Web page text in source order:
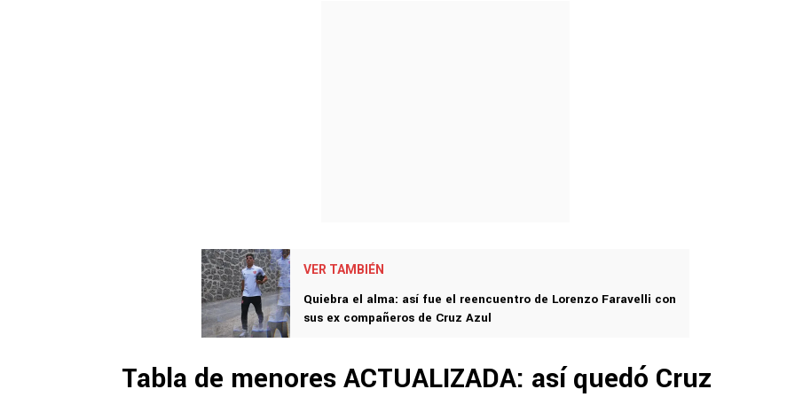
VER TAMBIÉN
Quiebra el alma: así fue el reencuentro de Lorenzo Faravelli con
sus ex compañeros de Cruz Azul
Tabla de menores ACTUALIZADA: así quedó Cruz